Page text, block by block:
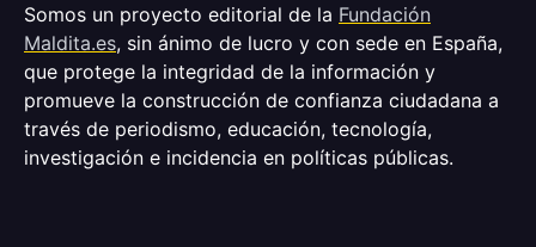
Somos un proyecto editorial de la Fundación
Maldita.es, sin ánimo de lucro y con sede en España,
que protege la integridad de la información y
promueve la construcción de confianza ciudadana a
través de periodismo, educación, tecnología,
investigación e incidencia en políticas públicas.